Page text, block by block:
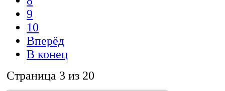
9
10
Вперёд
В конец
Страница 3 из 20